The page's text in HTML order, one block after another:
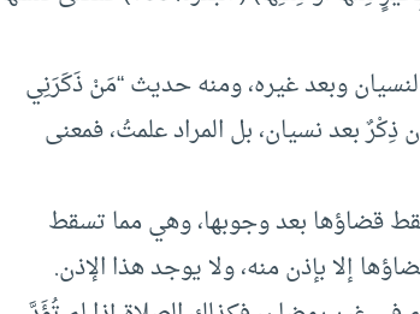
وبعد غيره، ومنه حديث “مَنْ ذَكَرَنِي
بعد نسيان، بل المراد علمتُ، فمعنى
قضاؤها بعد وجوبها، وهي مما تسقط
إلا بإذن منه، ولا يوجد هذا الإذن.